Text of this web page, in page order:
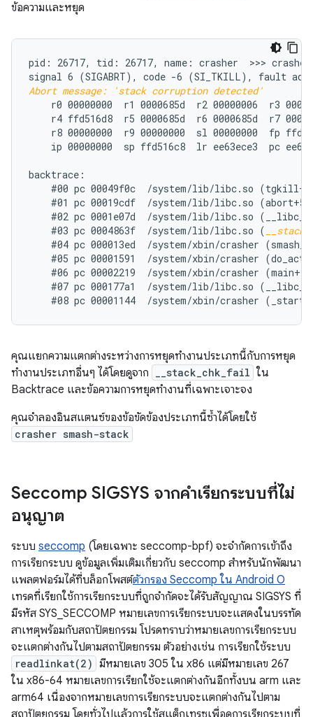
ข้อความและหยุด
pid: 26717, tid: 26717, name: crasher  >>> crasher
Abort message: 'stack corruption detected'
r0 00000000  r1 0000685d  r2 00000006  r3
r4 ffd516d8  r5 0000685d  r6 0000685d  r7
r8 00000000  r9 00000000  sl 00000000  fp
ip 00000000  sp ffd516c8  lr ee63ece3  pc
backtrace:
#00 pc 00049f0c  /system/lib/libc.so
#01 pc 00019cdf  /system/lib/libc.so
#02 pc 0001e07d  /system/lib/libc.so
    #03 pc 0004863f  /system/lib/libc.so (
#04 pc 000013ed  /system/xbin/crasher
#05 pc 00001591  /system/xbin/crasher
#06 pc 00002219  /system/xbin/crasher
#07 pc 000177a1  /system/lib/libc.so
คุณแยกความแตกต่างระหว่างการหยุดทำงานประเภทนี้กับการหยุด
ทำงานประเภทอื่นๆ ได้โดยดูจาก
__stack_chk_fail ใน
Backtrace และข้อความการหยุดทำงานที่เฉพาะเจาะจง
คุณจำลองอินสแตนซ์ของข้อขัดข้องประเภทนี้ซ้ำได้โดยใช้
crasher smash-stack
Seccomp SIGSYS จากคําเรียกระบบที่ไม่
อนุญาต
ระบบ seccomp (โดยเฉพาะ seccomp-bpf) จะจํากัดการเข้าถึง
การเรียกระบบ ดูข้อมูลเพิ่มเติมเกี่ยวกับ seccomp สําหรับนักพัฒนา
แพลตฟอร์มได้ที่บล็อกโพสต์ตัวกรอง Seccomp ใน Android O
เทรดที่เรียกใช้การเรียกระบบที่ถูกจํากัดจะได้รับสัญญาณ SIGSYS ที่
มีรหัส SYS_SECCOMP หมายเลขการเรียกระบบจะแสดงในบรรทัด
สาเหตุพร้อมกับสถาปัตยกรรม โปรดทราบว่าหมายเลขการเรียกระบบ
จะแตกต่างกันไปตามสถาปัตยกรรม ตัวอย่างเช่น การเรียกใช้ระบบ
readlinkat(2) มีหมายเลข 305 ใน x86 แต่มีหมายเลข 267
ใน x86-64 หมายเลขการเรียกใช้จะแตกต่างกันอีกทั้งบน arm และ
arm64 เนื่องจากหมายเลขการเรียกระบบจะแตกต่างกันไปตาม
สถาปัตยกรรม โดยทั่วไปแล้วการใช้สแต็กเทรซเพื่อดูการเรียกระบบที่